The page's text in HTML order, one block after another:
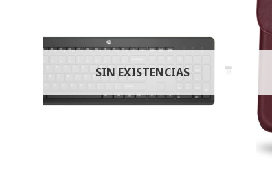
SIN EXISTENCIAS